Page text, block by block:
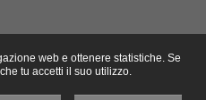
web e ottenere statistiche. Se
tu accetti il suo utilizzo.